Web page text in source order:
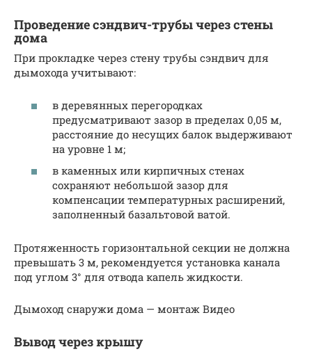
Проведение сэндвич-трубы через стены
дома
При прокладке через стену трубы сэндвич для
дымохода учитывают:
в деревянных перегородках
предусматривают зазор в пределах 0,05 м,
расстояние до несущих балок выдерживают
на уровне 1 м;
в каменных или кирпичных стенах
сохраняют небольшой зазор для
компенсации температурных расширений,
заполненный базальтовой ватой.
Протяженность горизонтальной секции не должна
превышать 3 м, рекомендуется установка канала
под углом 3° для отвода капель жидкости.
Дымоход снаружи дома — монтаж Видео
Вывод через крышу